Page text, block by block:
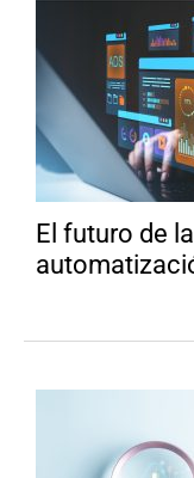
El futuro de